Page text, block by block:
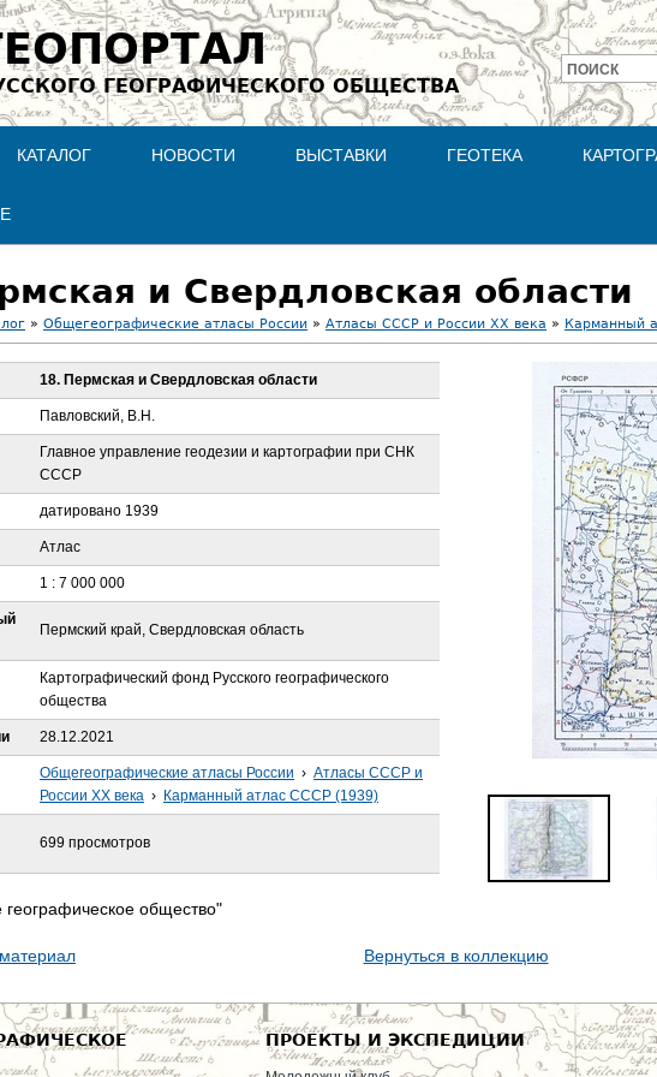
Jump to navigation
ГЕОГРАФИЧЕСКОГО ОБЩЕСТВА
Форма
поиска
ПОИСК
КАТАЛОГ НОВОСТИ ВЫСТАВКИ ГЕОТЕКА
и Свердловская области
» Общегеографические атласы России » Атласы СССР и России XX века » Карманный
18. Пермская и Свердловская области
Павловский, В.Н.
Главное управление геодезии и картографии при СНК
СССР
датировано 1939
Атлас
1 : 7 000 000
Пермский край, Свердловская область
Картографический фонд Русского географического
общества
28.12.2021
Общегеографические атласы России › Атласы СССР и
России XX века › Карманный атлас СССР (1939)
699 просмотров
общество"
Вернуться в коллекцию
ПРОЕКТЫ И ЭКСПЕДИЦИИ